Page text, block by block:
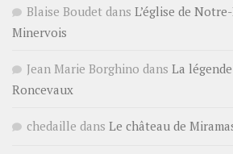
Blaise Boudet dans L’église de
Minervois
Jean Marie Borghino dans La
Roncevaux
chedaille dans Le château de